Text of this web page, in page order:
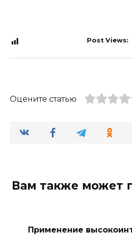
Post Views:
Оцените статью
Вам также может
Применение